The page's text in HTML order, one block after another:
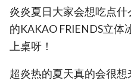
炎炎夏日大家会想吃点什
的KAKAO FRIENDS立
上桌呀！
超炎热的夏天真的会很想